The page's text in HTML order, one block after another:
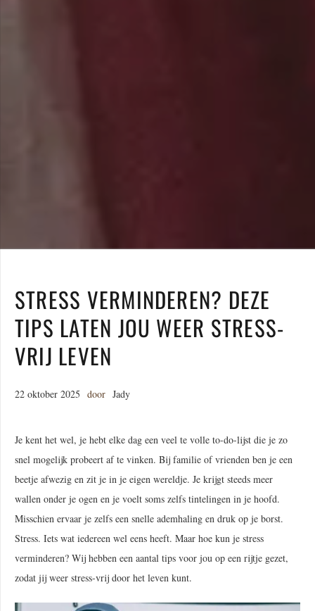
STRESS VERMINDEREN? DEZE
TIPS LATEN JOU WEER STRESS-
VRIJ LEVEN
22 oktober 2025 door Jady
Je kent het wel, je hebt elke dag een veel te volle to-do-lijst die je zo
snel mogelijk probeert af te vinken. Bij familie of vrienden ben je een
beetje afwezig en zit je in je eigen wereldje. Je krijgt steeds meer
wallen onder je ogen en je voelt soms zelfs tintelingen in je hoofd.
Misschien ervaar je zelfs een snelle ademhaling en druk op je borst.
Stress. Iets wat iedereen wel eens heeft. Maar hoe kun je stress
verminderen? Wij hebben een aantal tips voor jou op een rijtje gezet,
zodat jij weer stress-vrij door het leven kunt.